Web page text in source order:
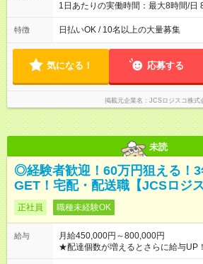
1日あたりの実働時間：最大8時間/日
働8時間） ※週5日勤務（場所次第で
よって時間外での勤務可能性有り ※
特徴 日払いOK / 10名以上の大量募集
気になる！ 応募する
掲載元企業名 JCSロジスコ株式
未読
◎経験者歓迎！60万円狙える！
GET！宅配・配送職【JCSロジス
正社員 職種未経験OK
給与
月給450,000円～800,000円
★配達個数が増えるとさらに給与UP
ど！ ・主要都市エリア 月収55万円／週5日稼働 月収65万~112